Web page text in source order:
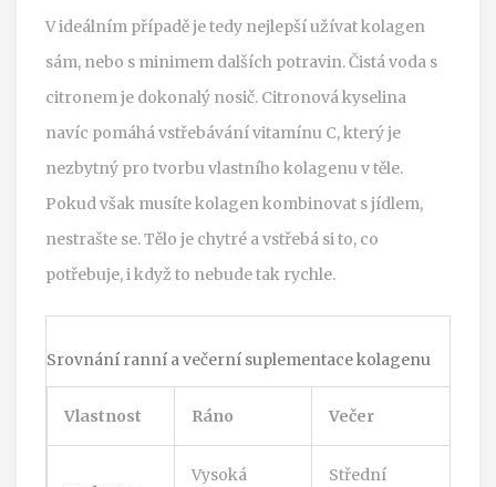
V ideálním případě je tedy nejlepší užívat kolagen
sám, nebo s minimem dalších potravin. Čistá voda s
citronem je dokonalý nosič. Citronová kyselina
navíc pomáhá vstřebávání vitamínu C, který je
nezbytný pro tvorbu vlastního kolagenu v těle.
Pokud však musíte kolagen kombinovat s jídlem,
nestrašte se. Tělo je chytré a vstřebá si to, co
potřebuje, i když to nebude tak rychle.
Srovnání ranní a večerní suplementace kolagenu
Vlastnost Ráno Večer
Vysoká
Střední